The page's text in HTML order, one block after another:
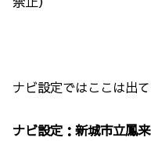
ナビ設定ではここは出て
ナビ設定：新城市立鳳